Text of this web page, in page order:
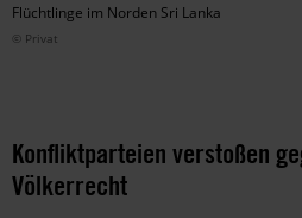
Flüchtlinge im Norden Sri Lanka
© Privat
Konfliktparteien verstoßen
Völkerrecht